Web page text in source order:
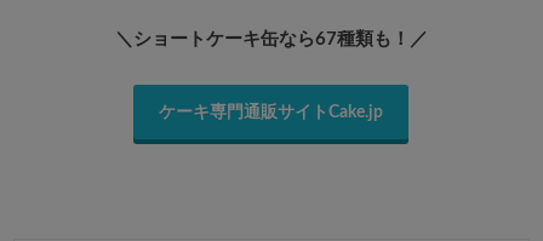
＼ショートケーキ缶なら67種類も！／
ケーキ専門通販サイトCake.jp